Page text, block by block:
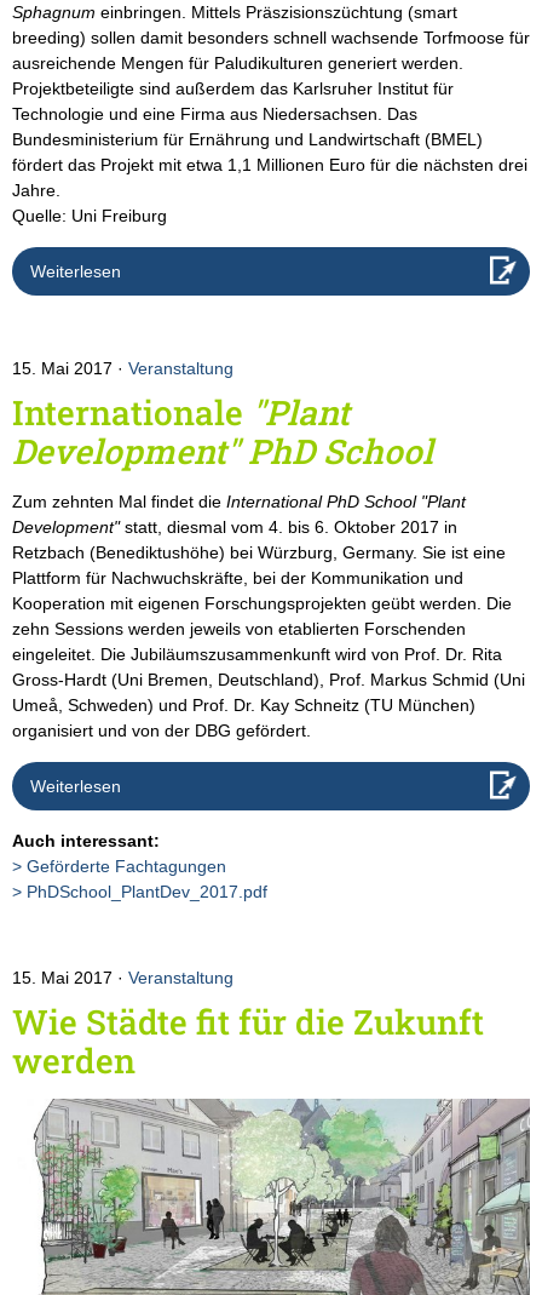
Sphagnum einbringen. Mittels Präszisionszüchtung (smart
breeding) sollen damit besonders schnell wachsende Torfmoose für
ausreichende Mengen für Paludikulturen generiert werden.
Projektbeteiligte sind außerdem das Karlsruher Institut für
Technologie und eine Firma aus Niedersachsen. Das
Bundesministerium für Ernährung und Landwirtschaft (BMEL)
fördert das Projekt mit etwa 1,1 Millionen Euro für die nächsten drei
Jahre.
Quelle: Uni Freiburg
Weiterlesen
15. Mai 2017 Veranstaltung
Internationale "Plant
Development" PhD School
Zum zehnten Mal findet die International PhD School "Plant
Development"statt, diesmal vom 4. bis 6. Oktober 2017 in
Retzbach (Benediktushöhe) bei Würzburg, Germany. Sie ist eine
Plattform für Nachwuchskräfte, bei der Kommunikation und
Kooperation mit eigenen Forschungsprojekten geübt werden. Die
zehn Sessions werden jeweils von etablierten Forschenden
eingeleitet. Die Jubiläumszusammenkunft wird von Prof. Dr. Rita
Gross-Hardt (Uni Bremen, Deutschland), Prof. Markus Schmid (Uni
Umeå, Schweden) und Prof. Dr. Kay Schneitz (TU München)
organisiert und von der DBG gefördert.
Weiterlesen
Auch interessant:
Geförderte Fachtagungen
PhDSchool_PlantDev_2017.pdf
15. Mai 2017 Veranstaltung
Wie Städte fit für die Zukunft
werden